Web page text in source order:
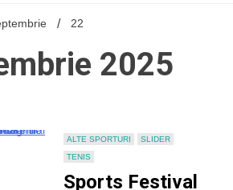
22
2025
ALTE SPORTURI
SLIDER
TENIS
Sports Festival